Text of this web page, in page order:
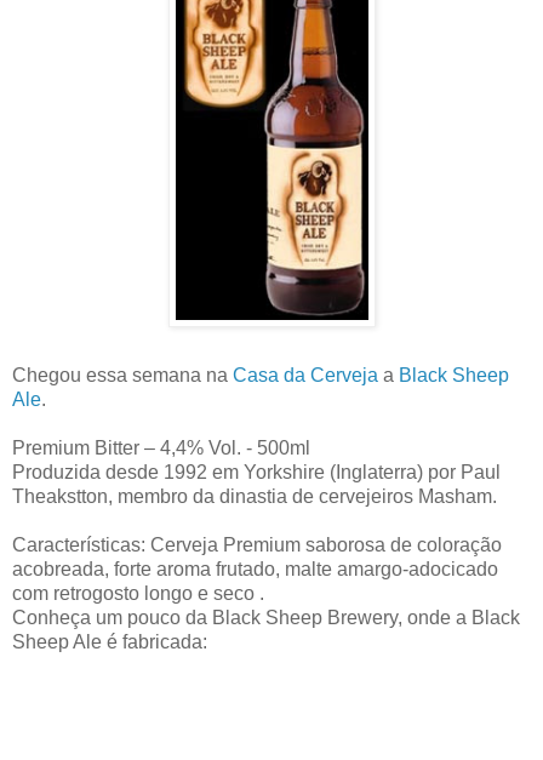
Chegou essa semana na Casa da Cerveja a Black Sheep
Ale.
Premium Bitter – 4,4% Vol. - 500ml
Produzida desde 1992 em Yorkshire (Inglaterra) por Paul
Theakstton, membro da dinastia de cervejeiros Masham.
Características: Cerveja Premium saborosa de coloração
acobreada, forte aroma frutado, malte amargo-adocicado
com retrogosto longo e seco .
Conheça um pouco da Black Sheep Brewery, onde a Black
Sheep Ale é fabricada: